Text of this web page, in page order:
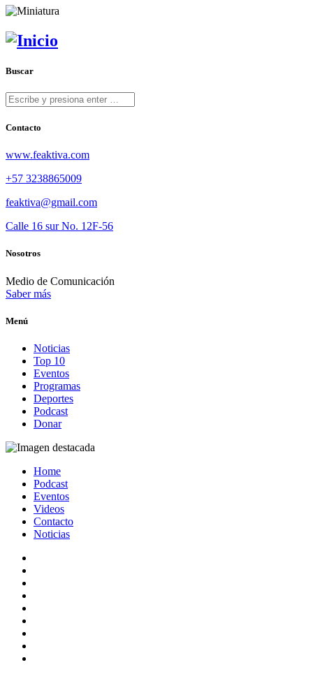
Buscar
Contacto
www.feaktiva.com
+57 3238865009
feaktiva@gmail.com
Calle 16 sur No. 12F-56
Nosotros
Medio de Comunicación
Saber más
Menú
Noticias
Top 10
Eventos
Programas
Deportes
Podcast
Donar
Home
Podcast
Eventos
Videos
Contacto
Noticias